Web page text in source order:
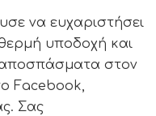
να ευχαριστήσει
θερμή υποδοχή και
αποσπάσματα στον
Facebook,
Σας